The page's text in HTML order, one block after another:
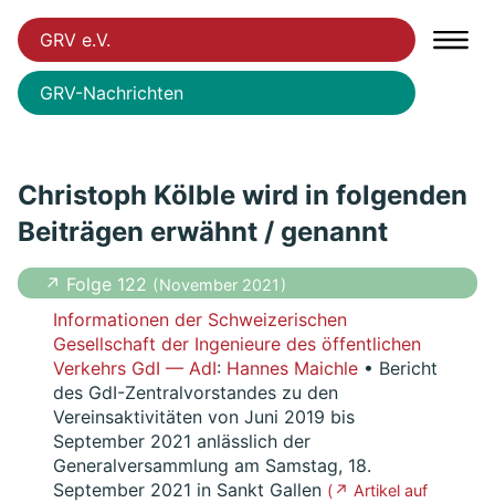
GRV e.V.
GRV-Nachrichten
Christoph Kölble wird in folgenden
Beiträgen erwähnt / genannt
↗ Folge 122 ( November 2021 )
Informationen der Schweizerischen
Gesellschaft der Ingenieure des öffentlichen
Verkehrs GdI — AdI: Hannes Maichle • Bericht
des GdI-Zentralvorstandes zu den
Vereinsaktivitäten von Juni 2019 bis
September 2021 anlässlich der
Generalversammlung am Samstag, 18.
September 2021 in Sankt Gallen ( ↗ Artikel auf